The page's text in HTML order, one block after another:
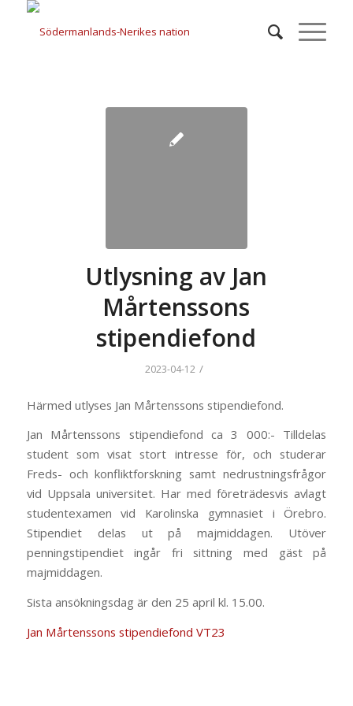
Utlysning av Jan
Mårtenssons
stipendiefond
2023-04-12 /
Härmed utlyses Jan Mårtenssons stipendiefond.
Jan Mårtenssons stipendiefond ca 3 000:- Tilldelas
student som visat stort intresse för, och studerar
Freds- och konfliktforskning samt nedrustningsfrågor
vid Uppsala universitet. Har med företrädesvis avlagt
studentexamen vid Karolinska gymnasiet i Örebro.
Stipendiet delas ut på majmiddagen. Utöver
penningstipendiet ingår fri sittning med gäst på
majmiddagen.
Sista ansökningsdag är den 25 april kl. 15.00.
Jan Mårtenssons stipendiefond VT23